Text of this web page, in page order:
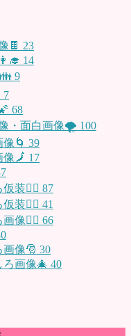
🍫 23
14
9
7
68
・面白画像🌪 100
🌀 39
像🗾 17
装👯‍♂️ 87
装🧞‍♀️ 41
像🧛‍♂️ 66
像🎅 30
ろ画像🎄 40